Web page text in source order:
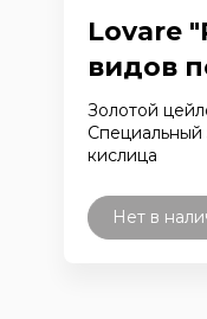
Lovare
видов
Золотой
Специальный
кислица
Нет в